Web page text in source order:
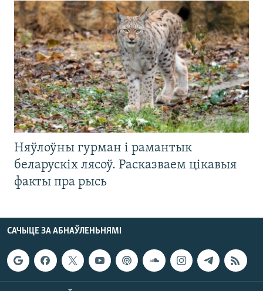
Няўлоўны гурман і рамантык
беларускіх лясоў. Расказваем цікавыя
факты пра рысь
САЧЫЦЕ ЗА АБНАЎЛЕНЬНЯМІ